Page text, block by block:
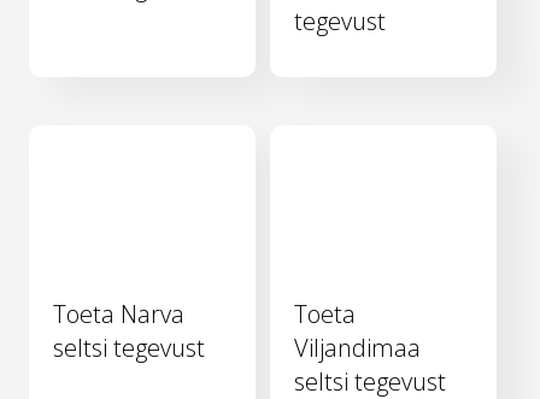
tegevust
Toeta Narva
seltsi tegevust
Toeta
Viljandimaa
seltsi tegevust